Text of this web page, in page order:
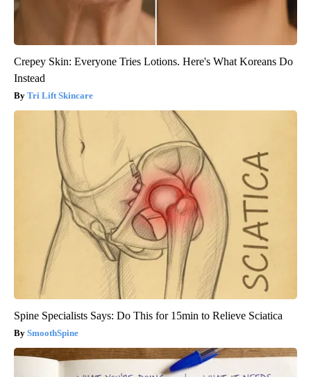
Crepey Skin: Everyone Tries Lotions. Here's What Koreans Do
Instead
Tri Lift Skincare
Spine Specialists Says: Do This for 15min to Relieve Sciatica
SmoothSpine